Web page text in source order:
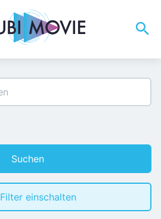
Suchen
Filter einschalten